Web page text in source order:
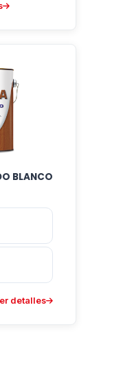
BLANCO
detalles